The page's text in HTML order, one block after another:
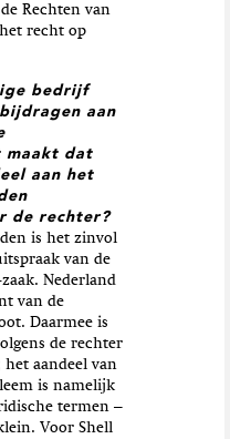
Rechten van
recht op
bedrijf
aan
maakt dat
aan het
de rechter?
is het zinvol
van de
Nederland
van de
Daarmee is
de rechter
aandeel van
is namelijk
termen –
Voor Shell